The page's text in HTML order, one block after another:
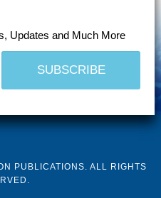
Updates and Much More
PUBLICATIONS. ALL RIGHTS